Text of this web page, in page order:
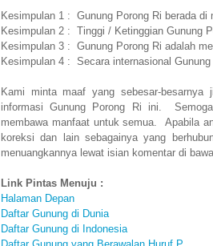
Kesimpulan 1 : Gunung Porong Ri berada di
Kesimpulan 2 : Tinggi / Ketinggian Gunung
Kesimpulan 3 : Gunung Porong Ri adalah
Kesimpulan 4 : Secara internasional
Kami minta maaf yang sebesar-besarnya
informasi Gunung Porong Ri ini.
membawa manfaat untuk semua. Apabila
koreksi dan lain sebagainya yang
menuangkannya lewat isian komentar di
Link Pintas Menuju :
Halaman Depan
Daftar Gunung di Dunia
Daftar Gunung di Indonesia